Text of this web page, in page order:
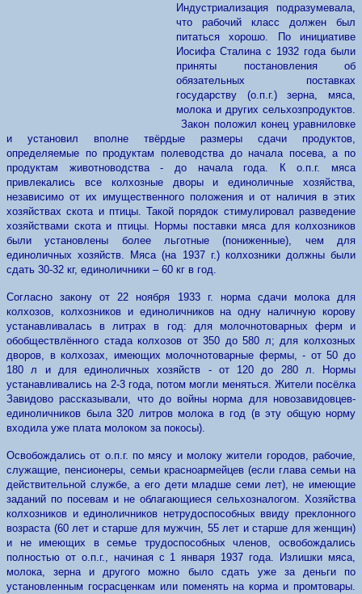
Индустриализация подразумевала,
что рабочий класс должен был
питаться хорошо. По инициативе
Иосифа Сталина с 1932 года были
приняты постановления об
обязательных поставках
государству (о.п.г.) зерна, мяса,
молока и других сельхозпродуктов.
Закон положил конец уравниловке
и установил вполне твёрдые размеры сдачи продуктов,
определяемые по продуктам полеводства до начала посева, а по
продуктам животноводства - до начала года. К о.п.г. мяса
привлекались все колхозные дворы и единоличные хозяйства,
независимо от их имущественного положения и от наличия в этих
хозяйствах скота и птицы. Такой порядок стимулировал разведение
хозяйствами скота и птицы. Нормы поставки мяса для колхозников
были установлены более льготные (пониженные), чем для
единоличных хозяйств. Мяса (на 1937 г.) колхозники должны были
сдать 30-32 кг, единоличники – 60 кг в год.
Согласно закону от 22 ноября 1933 г. норма сдачи молока для
колхозов, колхозников и единоличников на одну наличную корову
устанавливалась в литрах в год: для молочнотоварных ферм и
обобществлённого стада колхозов от 350 до 580 л; для колхозных
дворов, в колхозах, имеющих молочнотоварные фермы, - от 50 до
180 л и для единоличных хозяйств - от 120 до 280 л. Нормы
устанавливались на 2-3 года, потом могли меняться. Жители посёлка
Завидово рассказывали, что до войны норма для новозавидовцев-
единоличников была 320 литров молока в год (в эту общую норму
входила уже плата молоком за покосы).
Освобождались от о.п.г. по мясу и молоку жители городов, рабочие,
служащие, пенсионеры, семьи красноармейцев (если глава семьи на
действительной службе, а его дети младше семи лет), не имеющие
заданий по посевам и не облагающиеся сельхозналогом. Хозяйства
колхозников и единоличников нетрудоспособных ввиду преклонного
возраста (60 лет и старше для мужчин, 55 лет и старше для женщин)
и не имеющих в семье трудоспособных членов, освобождались
полностью от о.п.г., начиная с 1 января 1937 года. Излишки мяса,
молока, зерна и другого можно было сдать уже за деньги по
установленным госрасценкам или поменять на корма и промтовары.